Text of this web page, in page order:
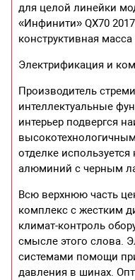
для целой линейки
«Инфинити» QX70
конструктивная
Электрификация и
Производитель
интеллектуальные
интерьер подвергся
отделке
алюминий с черным
Всю верхнюю часть
комплекс с жестким
климат-контроль
смысле этого слова.
системами помощи
давления в шинах.